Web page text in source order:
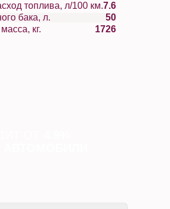
топлива, л/100 км.7.6
Объем топливного бака, л.
50
Максимальная масса, кг.
1726